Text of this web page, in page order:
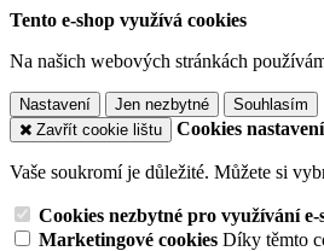
Tento e-shop využívá cookies
Na našich webových stránkách
Nastavení Jen nezbytné
Souhlasím
Zavřít cookie lištu
Cookies nastavení
Vaše soukromí je důležité. Můžete si
Cookies nezbytné pro využívání e-
Marketingové cookies Díky těmto